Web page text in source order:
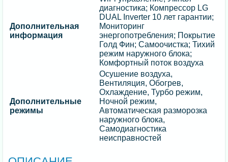
Дополнительная
информация
диагностика; Компрессор LG
DUAL Inverter 10 лет гарантии;
Мониторинг
энергопотребления; Покрытие
Голд Фин; Самоочистка; Тихий
режим наружного блока;
Комфортный поток воздуха
Дополнительные
режимы
Осушение воздуха,
Вентиляция, Обогрев,
Охлаждение, Турбо режим,
Ночной режим,
Автоматическая разморозка
наружного блока,
Самодиагностика
неисправностей